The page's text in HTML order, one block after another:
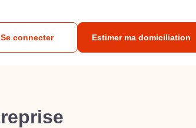
Se connecter Estimer ma domiciliation